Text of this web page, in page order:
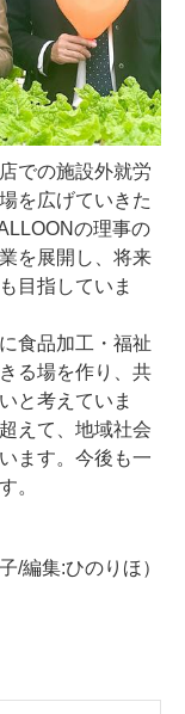
での施設外就労
を広げていきた
の理事の
を展開し、将来
目指していま
食品加工・福祉
る場を作り、共
と考えていま
えて、地域社会
ます。今後も一
。
/編集:ひのりほ）